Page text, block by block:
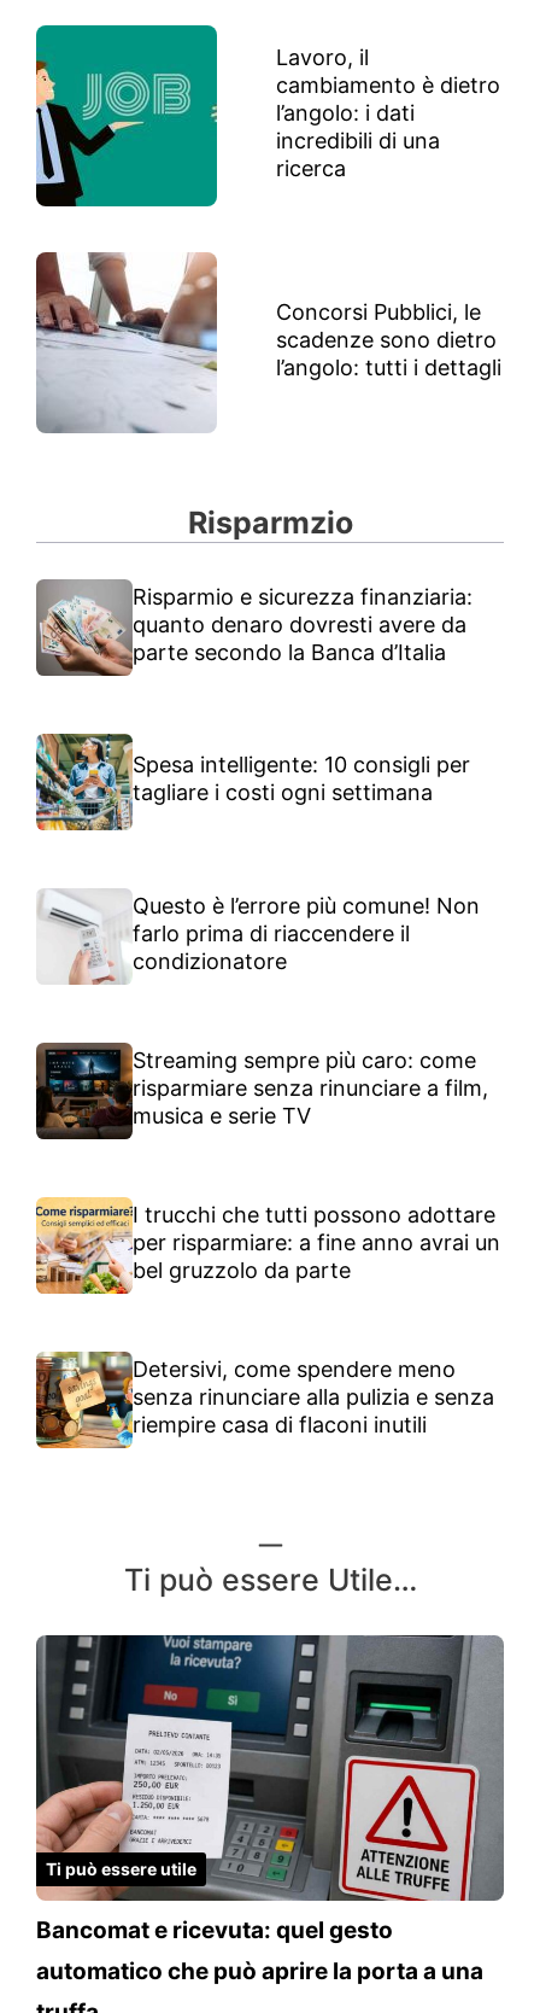
Lavoro, il
cambiamento è dietro
l’angolo: i dati
incredibili di una
ricerca
Concorsi Pubblici, le
scadenze sono dietro
l’angolo: tutti i dettagli
Risparmzio
Risparmio e sicurezza finanziaria:
quanto denaro dovresti avere da
parte secondo la Banca d’Italia
Spesa intelligente: 10 consigli per
tagliare i costi ogni settimana
Questo è l’errore più comune! Non
farlo prima di riaccendere il
condizionatore
Streaming sempre più caro: come
risparmiare senza rinunciare a film,
musica e serie TV
I trucchi che tutti possono adottare
per risparmiare: a fine anno avrai un
bel gruzzolo da parte
Detersivi, come spendere meno
senza rinunciare alla pulizia e senza
riempire casa di flaconi inutili
Ti può essere Utile…
Ti può essere utile
Bancomat e ricevuta: quel gesto
automatico che può aprire la porta a una